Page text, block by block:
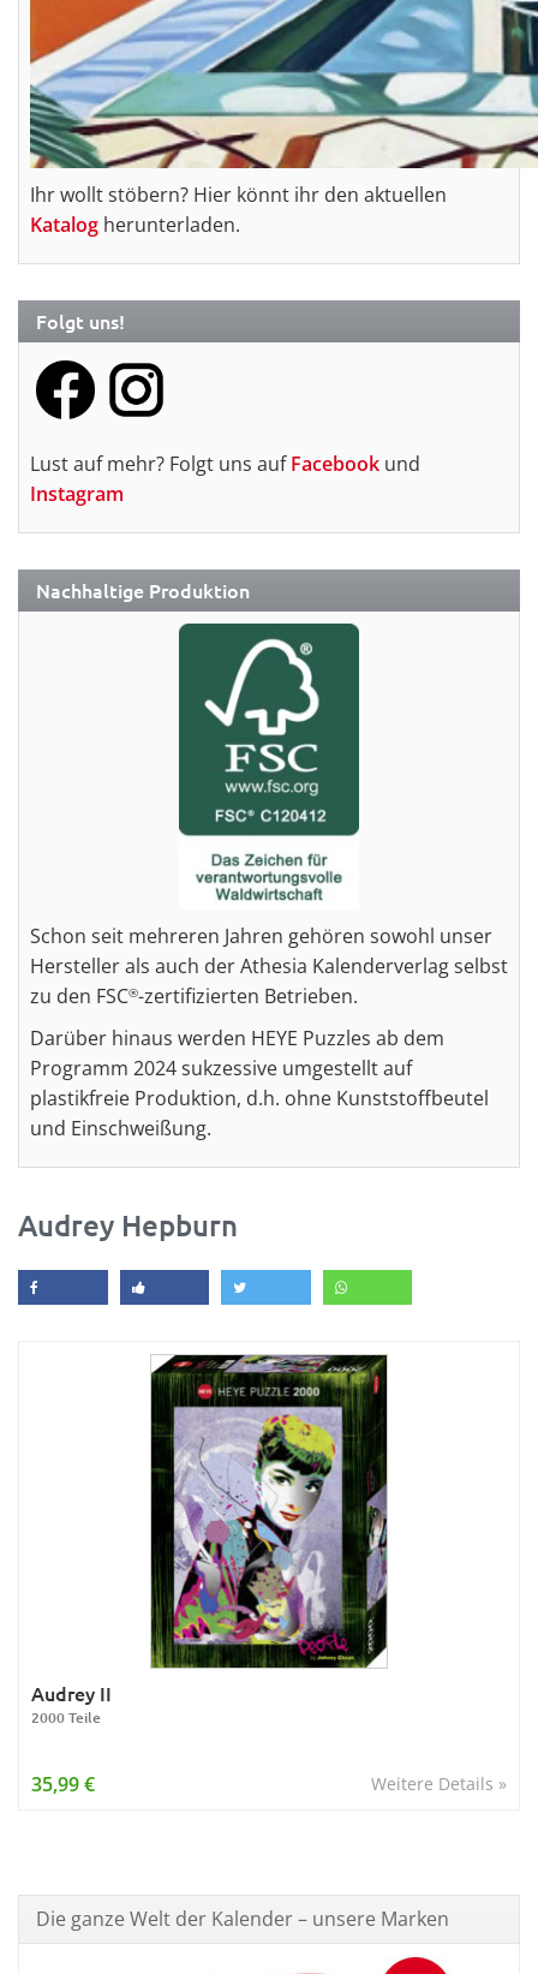
Ihr wollt stöbern? Hier könnt ihr den aktuellen
Katalog herunterladen.
Folgt uns!
Lust auf mehr? Folgt uns aufFacebook und
Instagram
Nachhaltige Produktion
Schon seit mehreren Jahren gehören sowohl unser
Hersteller als auch der Athesia Kalenderverlag selbst
zu den FSC®-zertifizierten Betrieben.
Darüber hinaus werden HEYE Puzzles ab dem
Programm 2024 sukzessive umgestellt auf
plastikfreie Produktion, d.h. ohne Kunststoffbeutel
und Einschweißung.
Audrey Hepburn
Audrey II
2000 Teile
Weitere Details »
35,99 €
Die ganze Welt der Kalender – unsere Marken